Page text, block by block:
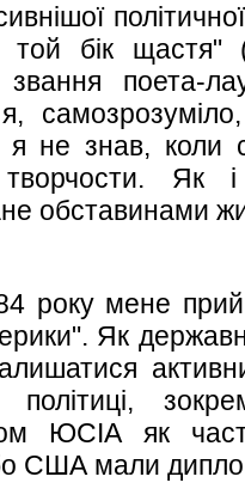
той бік щастя"
звання
я не знав, коли
творчости. Як
обставинами
року мене
Як
політиці,
ЮСІА як
США мали